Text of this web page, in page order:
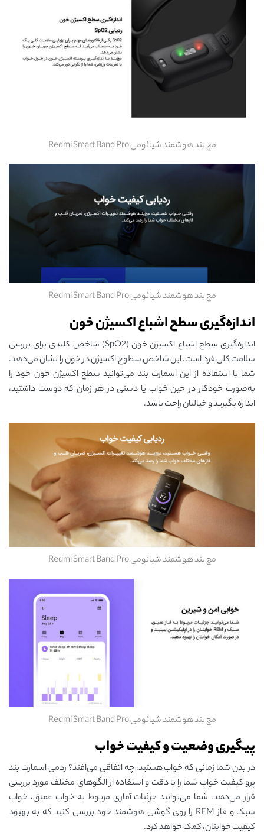
مچ بند هوشمند شیائومی Redmi Smart Band Pro
مچ بند هوشمند شیائومی Redmi Smart Band Pro
اندازه‌گیری سطح اشباع اکسیژن خون
اندازه‌گیری سطح اشباع اکسیژن خون (SpO2) شاخص کلیدی برای بررسی
سلامت کلی فرد است. این شاخص سطوح اکسیژن در خون را نشان می‌دهد.
شما با استفاده از این اسمارت بند می‌توانید سطح اکسیژن خون خود را
به‌صورت خودکار در حین خواب یا دستی در هر زمان که دوست داشتید،
اندازه بگیرید و خیالتان راحت باشد.
مچ بند هوشمند شیائومی Redmi Smart Band Pro
مچ بند هوشمند شیائومی Redmi Smart Band Pro
پیگیری وضعیت و کیفیت خواب
در بدن شما زمانی که خواب هستید، چه اتفاقی می‌افتد؟ ردمی اسمارت بند
پرو کیفیت خواب شما را با دقت و استفاده از الگوهای مختلف مورد بررسی
قرار می‌دهد. شما می‌توانید جزئیات آماری مربوط به خواب عمیق، خواب
سبک و فاز REM را روی گوشی هوشمند خود بررسی کنید که به بهبود
کیفیت خوابتان، کمک خواهد کرد.